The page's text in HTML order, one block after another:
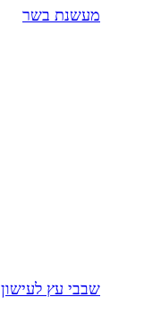
מעשנת בשר
שבבי עץ לעישון